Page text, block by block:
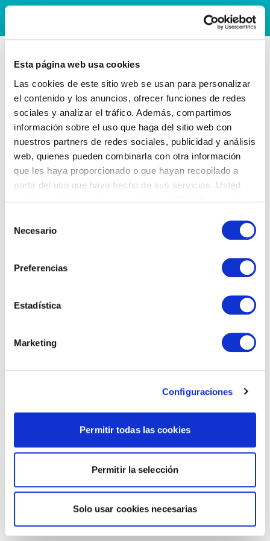
Esta página web usa cookies
Las cookies de este sitio web se usan para personalizar
el contenido y los anuncios, ofrecer funciones de redes
sociales y analizar el tráfico. Además, compartimos
información sobre el uso que haga del sitio web con
nuestros partners de redes sociales, publicidad y análisis
web, quienes pueden combinarla con otra información
que les haya proporcionado o que hayan recopilado a
partir del uso que haya hecho de sus servicios. Usted
Necesario
Preferencias
Estadística
Marketing
Configuraciones
Permitir todas las cookies
Permitir la selección
Solo usar cookies necesarias